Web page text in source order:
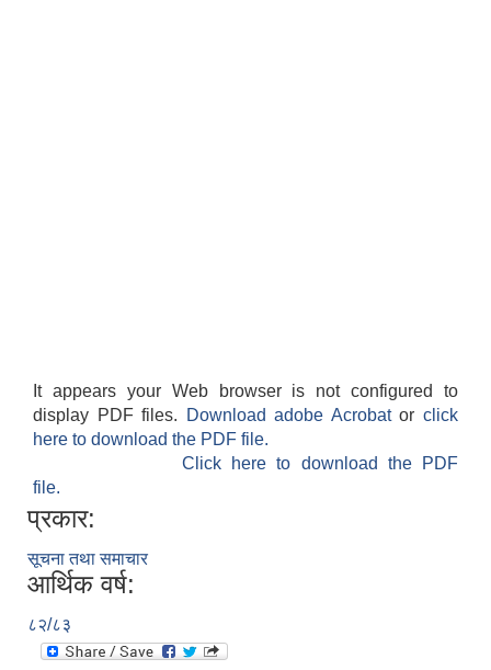
It appears your Web browser is not configured to
display PDF files.
Download adobe Acrobatorclick
here to download the PDF file.
Click here to download the PDF
file.
प्रकार:
सूचना तथा समाचार
आर्थिक वर्ष:
८२/८३